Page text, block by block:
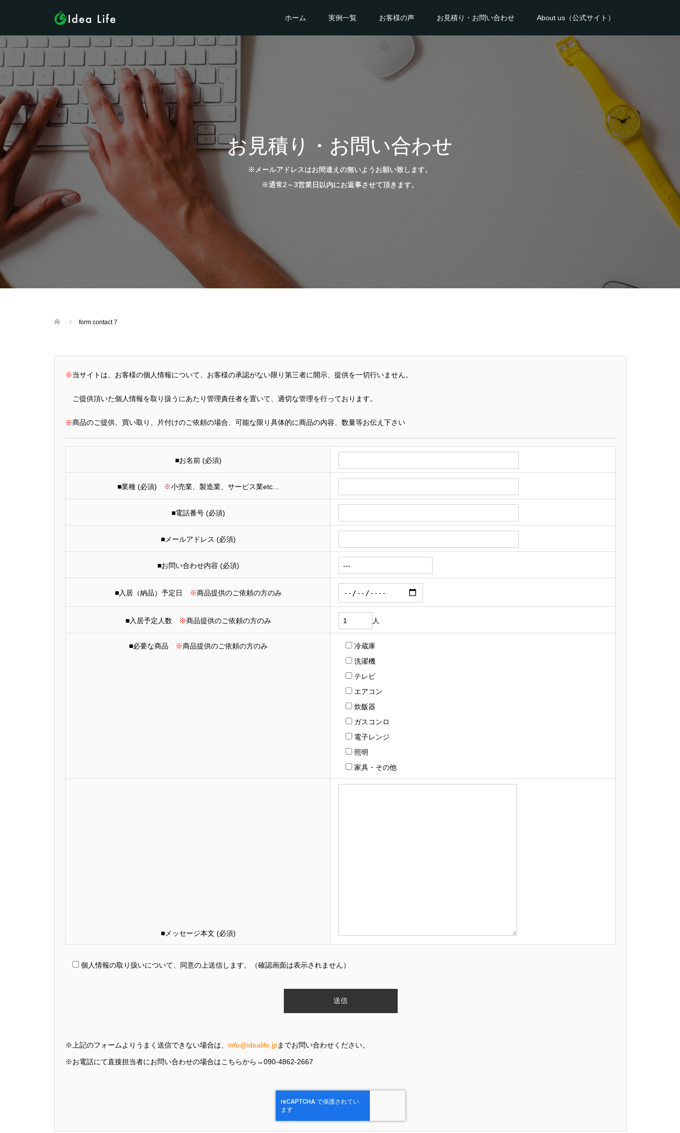
ホーム 実例一覧 お客様の声 お見積り・お問い合わせ About us（公式サイト）
お見積り・お問い合わせ
※メールアドレスはお間違えの無いようお願い致します。
※通常2～3営業日以内にお返事させて頂きます。
form contact 7
※当サイトは、お客様の個人情報について、お客様の承認がない限り第三者に開示、提供を一切行いません。
ご提供頂いた個人情報を取り扱うにあたり管理責任者を置いて、適切な管理を行っております。
※商品のご提供、買い取り、片付けのご依頼の場合、可能な限り具体的に商品の内容、数量等お伝え下さい
■お名前 (必須)
■業種 (必須) ※小売業、製造業、サービス業etc...
■電話番号 (必須)
■メールアドレス (必須)
■お問い合わせ内容 (必須)
■入居（納品）予定日 ※商品提供のご依頼の方のみ
■入居予定人数 ※商品提供のご依頼の方のみ 人
■必要な商品 ※商品提供のご依頼の方のみ
冷蔵庫
洗濯機
テレビ
エアコン
炊飯器
ガスコンロ
電子レンジ
照明
家具・その他
■メッセージ本文 (必須)
個人情報の取り扱いについて、同意の上送信します。（確認画面は表示されません）
※上記のフォームよりうまく送信できない場合は、 info@idealife.jpまでお問い合わせください。
※お電話にて直接担当者にお問い合わせの場合はこちらから→090-4862-2667